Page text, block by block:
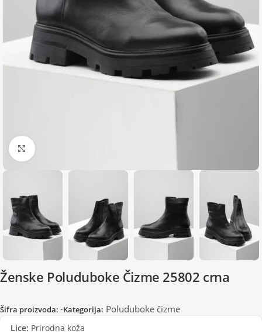
Zumiraj sliku
Ženske Poluduboke Čizme 25802 crna
Šifra proizvoda: -Kategorija: Poluduboke čizme
Lice: Prirodna koža